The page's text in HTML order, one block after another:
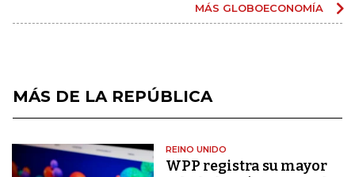
MÁS GLOBOECONOMÍA
MÁS DE LA REPÚBLICA
REINO UNIDO
WPP registra su mayor